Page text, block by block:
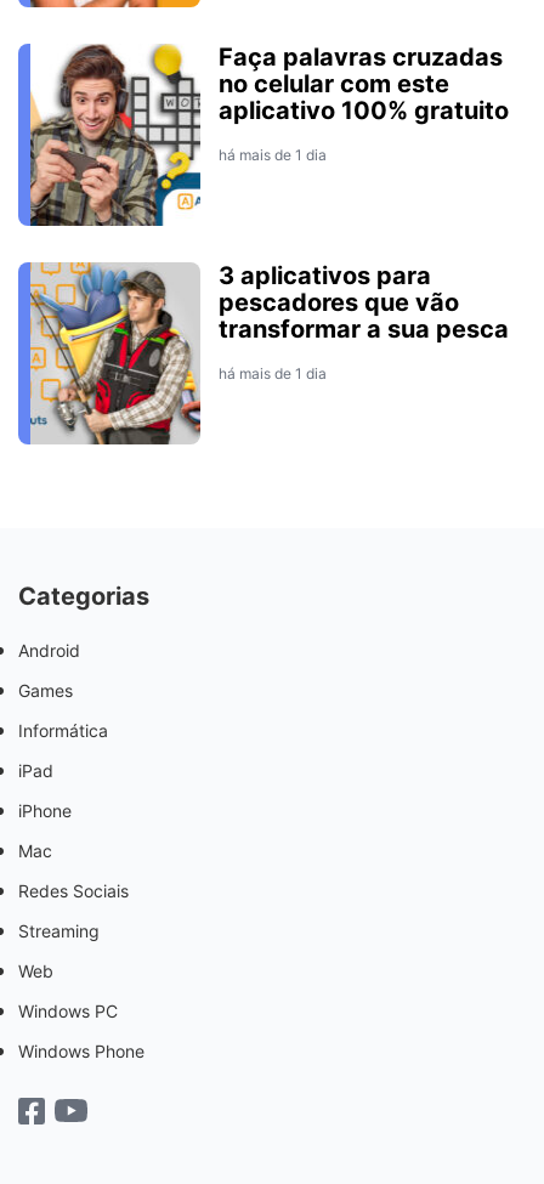
Faça palavras cruzadas
no celular com este
aplicativo 100% gratuito
há mais de 1 dia
3 aplicativos para
pescadores que vão
transformar a sua pesca
há mais de 1 dia
Categorias
Android
Games
Informática
iPad
iPhone
Mac
Redes Sociais
Streaming
Web
Windows PC
Windows Phone